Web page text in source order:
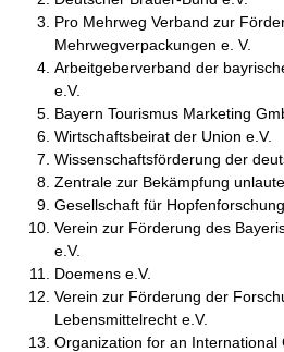
Pro Mehrweg Verband zur
Mehrwegverpackungen e. V.
Arbeitgeberverband der
e.V.
Bayern Tourismus Marketing
Wirtschaftsbeirat der Union e.V.
Wissenschaftsförderung der
Zentrale zur Bekämpfung
Gesellschaft für
Verein zur Förderung des
e.V.
Doemens e.V.
Verein zur Förderung der
Lebensmittelrecht e.V.
Organization for an International